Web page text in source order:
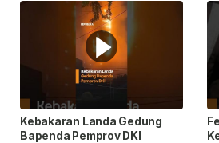
Kebakaran Landa Gedung
Bapenda Pemprov DKI